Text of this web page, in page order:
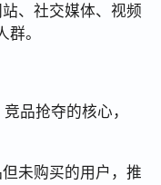
、社交媒体、视频
。
品抢夺的核心，
未购买的用户，推